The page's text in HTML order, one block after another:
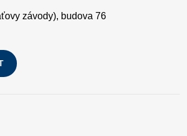
závody), budova 76